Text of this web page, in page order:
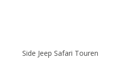
Side Jeep Safari Touren